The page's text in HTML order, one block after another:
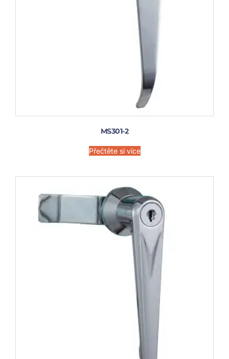
MS301-2
Přečtěte si více